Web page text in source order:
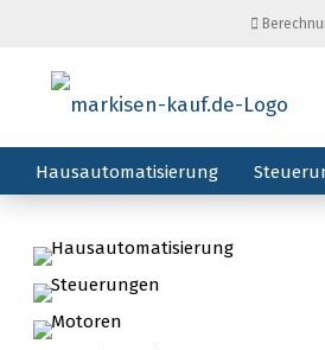
Hausautomatisierung
Hausautomatisierung
Steuerungen
Motoren